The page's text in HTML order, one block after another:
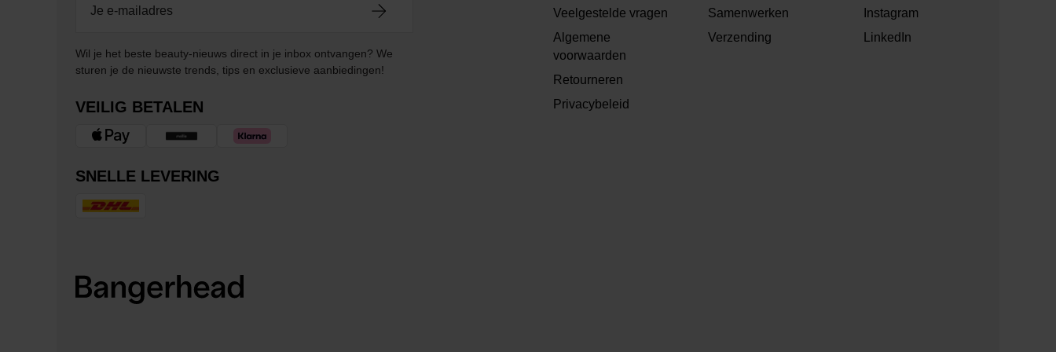
Wil je het beste beauty-nieuws direct in je inbox ontvangen? We
sturen je de nieuwste trends, tips en exclusieve aanbiedingen!
VEILIG BETALEN
SNELLE LEVERING
Veelgestelde vragen
Algemene
voorwaarden
Retourneren
Privacybeleid
Samenwerken
Verzending
Instagram
LinkedIn